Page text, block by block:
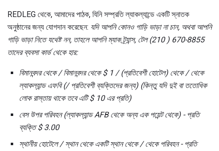
REDLEG থেকে, আমাদের পাঠক, যিনি সম্প্রতি ল্যাকল্যান্ডে একটি স্নাতক
অনুষ্ঠানের জন্য যোগদান করেছেন: যদি আপনি কোনও গাড়ি ভাড়া না চান, অথবা আপনি
গাড়ি ভাড়া নিতে যথেষ্ট নন, তাহলে আপনি ম্যাক ট্র্যান্স, টেল (210 ) 670-8855
তাদের ব্যবসা কার্ড থেকে হার:
বিমানবন্দর থেকে / বিমানবন্দর থেকে $ 1 / (প্রতিবেশী হোটেল) থেকে / থেকে
ল্যাকল্যান্ড এফবি (/ প্রতিবেশী ব্যক্তিদের জন্য) (কিন্তু যদি দুই বা ততোধিক
লোক রাস্তায় থাকে তবে এটি $ 10 এর প্রতি)
বেস উপর পরিবহন (ল্যাকল্যান্ড AFB থেকে অন্য এক পয়েন্ট থেকে) - প্রতি
ব্যক্তি $ 3.00
স্থানীয় হোটেলে / স্থান থেকে একটি স্থান থেকে / থেকে পরিবহন - প্রতি